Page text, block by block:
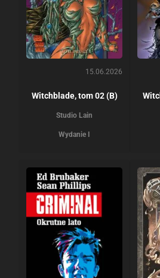
15.06.2026
Witchblade, tom 02 (B)
Studio Lain
Wydanie I